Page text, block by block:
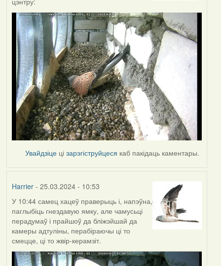
Увайдзіце цізарэгіструйцеся каб пакідаць каментары.
Harrier- 25.03.2024 - 10:53
У 10:44 самец хацеў праверыць і, напэўна,
паглыбіць гнездавую ямку, але чамусьці
перадумаў і прайшоў да бліжэйшай да
камеры адтуліны, перабіраючы ці то
смецце, ці то жвір-керамзіт.